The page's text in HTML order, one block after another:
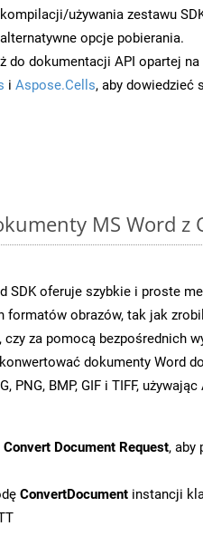
używania zestawu
opcje pobierania.
do dokumentacji API opartej na
i Aspose.Cells, aby dowiedzieć
MS Word z
SDK oferuje szybkie i proste
formatów obrazów, tak jak
za pomocą bezpośrednich
dokumenty Word
PNG, BMP, GIF i TIFF,
Convert Document Request, aby
ConvertDocument instancji